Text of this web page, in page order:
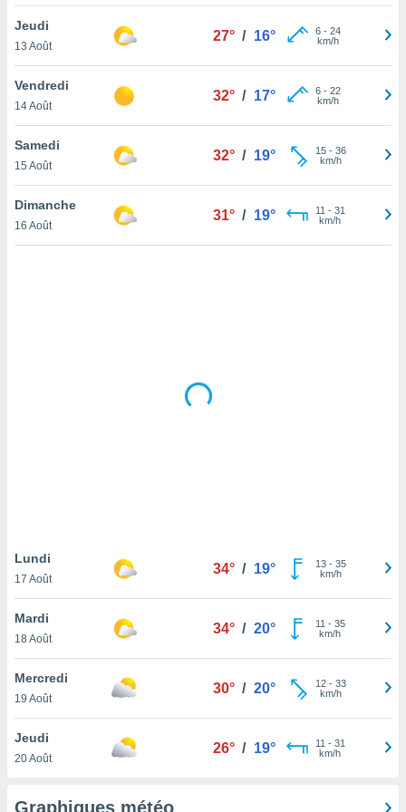
votre
à
en
le
notre
que
et que
Jeudi
13 Août
27° / 16° 6- 24
km/h
Vendredi
14 Août
32° / 17° 6- 22
km/h
Samedi
15 Août
32° / 19° 15- 36
km/h
Dimanche
16 Août
31° / 19° 11 - 31
km/h
Lundi
17 Août
34° / 19° 13- 35
km/h
Mardi
18 Août
34° / 20° 11 - 35
km/h
Mercredi
19 Août
30° / 20° 12- 33
km/h
Jeudi
20 Août
26° / 19° 11 - 31
km/h
Graphiques météo